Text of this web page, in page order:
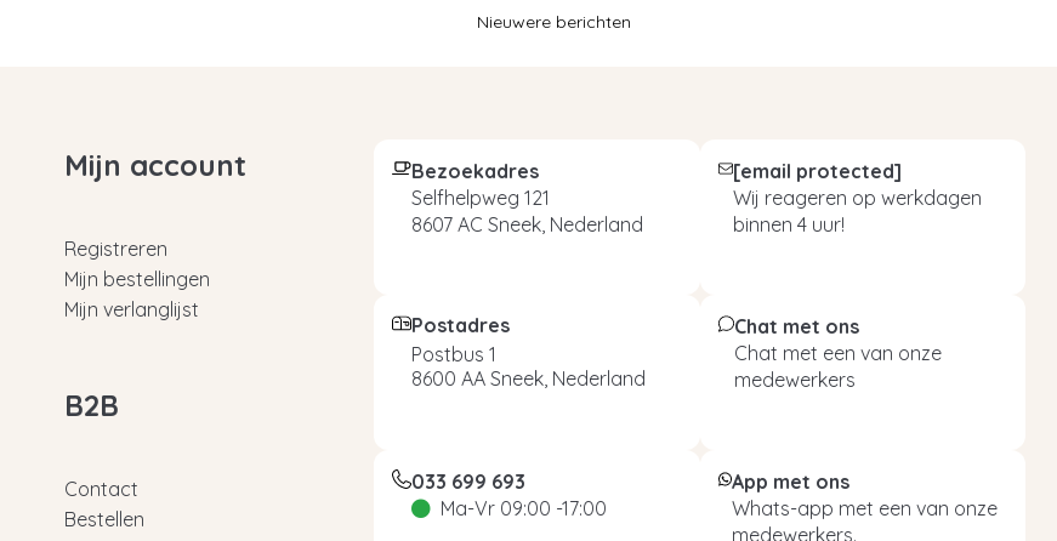
Nieuwere berichten
Mijn account
Registreren
Mijn bestellingen
Mijn verlanglijst
B2B
Contact
Bestellen
Bezoekadres
Selfhelpweg 121
8607 AC Sneek, Nederland
[email protected]
Wij reageren op werkdagen
binnen 4 uur!
Postadres
Postbus 1
8600 AA Sneek, Nederland
Chat met ons
Chat met een van onze
medewerkers
033 699 693
Ma-Vr 09:00 -17:00
App met ons
Whats-app met een van onze
medewerkers.